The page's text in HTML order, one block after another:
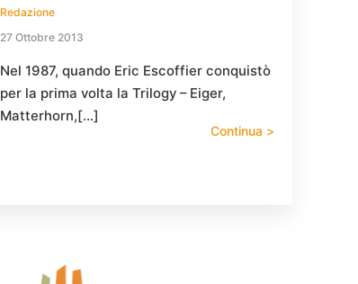
Redazione
27 Ottobre 2013
Nel 1987, quando Eric Escoffier conquistò
per la prima volta la Trilogy – Eiger,
Matterhorn,[…]
Continua >